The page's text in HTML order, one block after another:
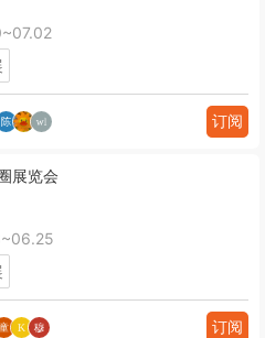
订阅
展览会
订阅